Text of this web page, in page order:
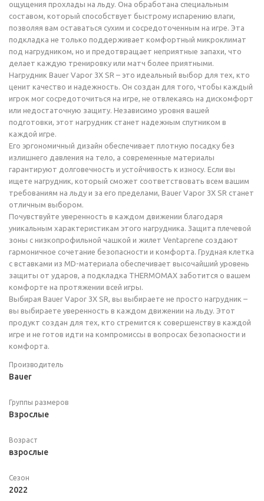
ощущения прохлады на льду. Она обработана специальным
составом, который способствует быстрому испарению влаги,
позволяя вам оставаться сухим и сосредоточенным на игре. Эта
подкладка не только поддерживает комфортный микроклимат
под нагрудником, но и предотвращает неприятные запахи, что
делает каждую тренировку или матч более приятными.
Нагрудник Bauer Vapor 3X SR – это идеальный выбор для тех, кто
ценит качество и надежность. Он создан для того, чтобы каждый
игрок мог сосредоточиться на игре, не отвлекаясь на дискомфорт
или недостаточную защиту. Независимо уровня вашей
подготовки, этот нагрудник станет надежным спутником в
каждой игре.
Его эргономичный дизайн обеспечивает плотную посадку без
излишнего давления на тело, а современные материалы
гарантируют долговечность и устойчивость к износу. Если вы
ищете нагрудник, который сможет соответствовать всем вашим
требованиям на льду и за его пределами, Bauer Vapor 3X SR станет
отличным выбором.
Почувствуйте уверенность в каждом движении благодаря
уникальным характеристикам этого нагрудника. Защита плечевой
зоны с низкопрофильной чашкой и жилет Ventaprene создают
гармоничное сочетание безопасности и комфорта. Грудная клетка
с вставками из MD-материала обеспечивает высочайший уровень
защиты от ударов, а подкладка THERMOMAX заботится о вашем
комфорте на протяжении всей игры.
Выбирая Bauer Vapor 3X SR, вы выбираете не просто нагрудник –
вы выбираете уверенность в каждом движении на льду. Этот
продукт создан для тех, кто стремится к совершенству в каждой
игре и не готов идти на компромиссы в вопросах безопасности и
комфорта.
Производитель
Bauer
Группы размеров
Взрослые
Возраст
взрослые
Сезон
2022